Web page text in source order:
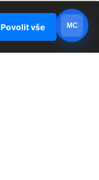
Povolit vše MC